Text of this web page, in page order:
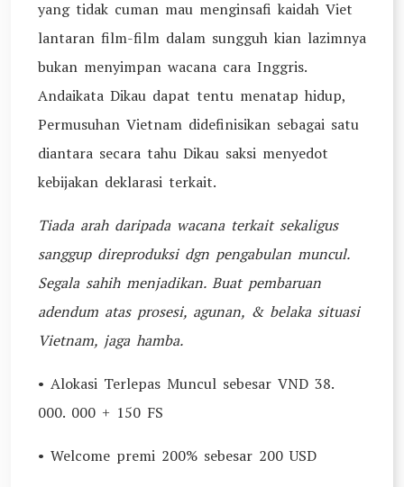
yang tidak cuman mau menginsafi kaidah Viet
lantaran film-film dalam sungguh kian lazimnya
bukan menyimpan wacana cara Inggris.
Andaikata Dikau dapat tentu menatap hidup,
Permusuhan Vietnam didefinisikan sebagai satu
diantara secara tahu Dikau saksi menyedot
kebijakan deklarasi terkait.
Tiada arah daripada wacana terkait sekaligus
sanggup direproduksi dgn pengabulan muncul.
Segala sahih menjadikan. Buat pembaruan
adendum atas prosesi, agunan, & belaka situasi
Vietnam, jaga hamba.
• Alokasi Terlepas Muncul sebesar VND 38.
000. 000 + 150 FS
• Welcome premi 200% sebesar 200 USD